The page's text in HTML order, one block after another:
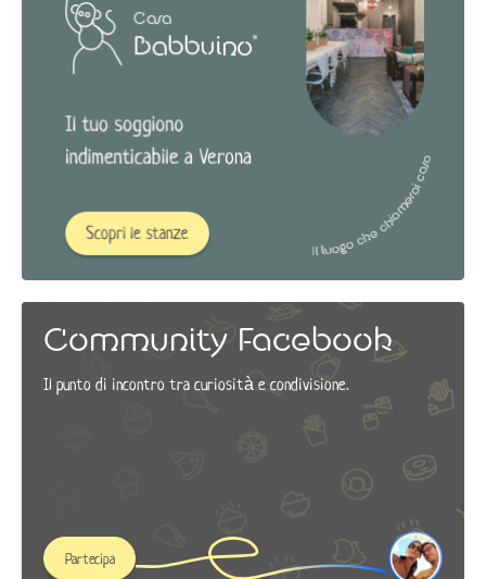
Community Facebook
Il punto di incontro tra curiosità e condivisione.
Partecipa